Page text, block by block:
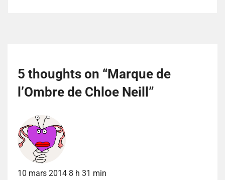
5 thoughts on “Marque de
l’Ombre de Chloe Neill ”
10 mars 2014 8 h 31 min